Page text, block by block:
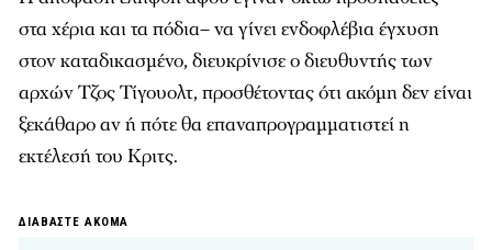
στα χέρια και τα πόδια– να γίνει ενδοφλέβια έγχυση
στον καταδικασμένο, διευκρίνισε ο διευθυντής των
αρχών Τζος Τίγουολτ, προσθέτοντας ότι ακόμη δεν είναι
ξεκάθαρο αν ή πότε θα επαναπρογραμματιστεί η
εκτέλεσή του Κριτς.
ΔΙΑΒΑΣΤΕ ΑΚΟΜΑ